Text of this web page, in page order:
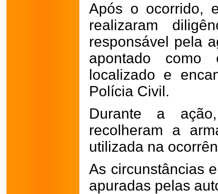
Após o ocorrido,
realizaram
responsável pela
apontado
localizado e
Polícia Civil.
Durante a
recolheram a
utilizada na
As circunstâncias
apuradas pelas